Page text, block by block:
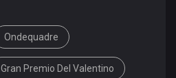
Ondequadre
Gran Premio Del Valentino